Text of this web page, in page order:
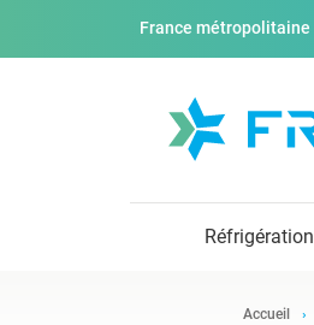
France métropolitaine
Réfrigération
Accueil